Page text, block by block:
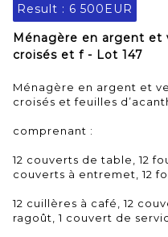
Result : 6 500EUR
Ménagère en argent et
croisés et f - Lot 147
Ménagère en argent et
croisés et feuilles
comprenant :
12 couverts de table, 12
couverts à entremet, 12
12 cuillères à café, 12
ragoût, 1 couvert de